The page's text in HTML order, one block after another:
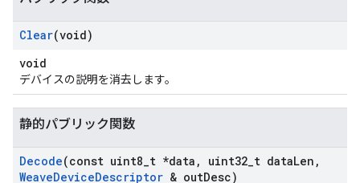
Clear(void)
void
デバイスの説明を消去します。
静的パブリック関数
Decode(const uint8 t *data , uint32 t dataLen ,
WeaveDeviceDescriptor & outDesc)